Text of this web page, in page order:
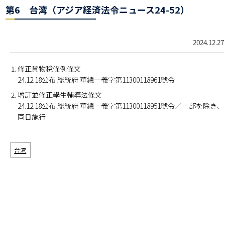
第6 台湾（アジア経済法令ニュース24-52）
2024.12.27
修正貨物稅條例條文
24.12.18公布 総統府 華總一義字第11300118961號令
增訂並修正學生輔導法條文
24.12.18公布 総統府 華總一義字第11300118951號令／一部を除き、
同日施行
台湾